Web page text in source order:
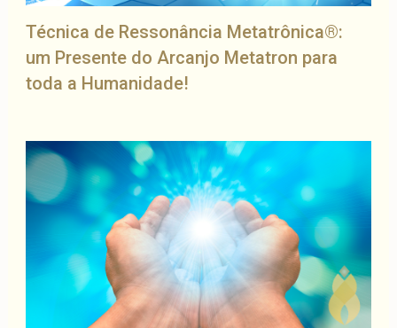
Técnica de Ressonância Metatrônica®:
um Presente do Arcanjo Metatron para
toda a Humanidade!